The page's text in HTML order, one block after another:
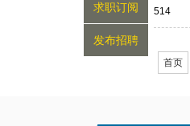
求职订阅
发布招聘
514
首页